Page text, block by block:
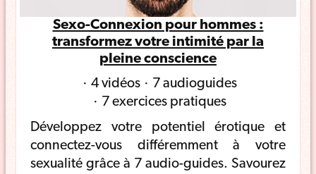
Sexo-Connexion pour hommes :
transformez votre intimité par la
pleine conscience
4 vidéos
7 audioguides
7 exercices pratiques
Développez votre potentiel érotique et
connectez-vous différemment à votre
sexualité grâce à 7 audio-guides. Savourez